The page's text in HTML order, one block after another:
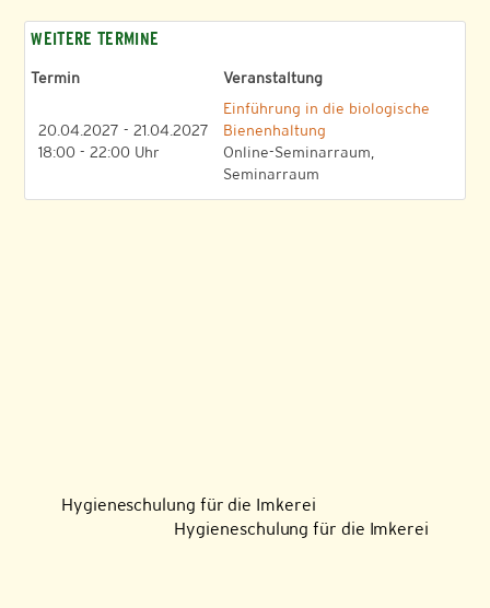
WEITERE TERMINE
Termin Veranstaltung
20.04.2027 - 21.04.2027
18:00 - 22:00 Uhr
Einführung in die biologische
Bienenhaltung
Online-Seminarraum,
Seminarraum
Hygieneschulung für die Imkerei
Hygieneschulung für die Imkerei